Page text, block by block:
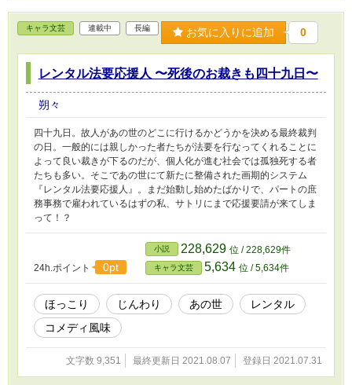
キャラ文芸 連載中 長編 お気に入りに追加 0
レンタル法要応援人 〜死後のお裁きも四十九日〜
朔々
四十九日。故人があの世のどこに行けるかどうかを決める最終裁判
の日。一般的には親しかった者たちが法要を行なってくれることに
よって良い裁きが下るのだが、個人化が進む社会では孤独死する者
たちも多い。そこであの世にて新たに整備された画期的システム
『レンタル法要応援人』。まだ始動し始めたばかりで、パートの庶
務事務で雇われているはずの私、サトリにまで応援要請が来てしま
って！？
24h.ポイント 0pt
小説 228,629 位 / 228,629件
キャラ文芸 5,634 位 / 5,634件
ほっこり じんわり あの世
レンタル
コメディ風味
文字数 9,351 最終更新日 2021.08.07 登録日 2021.07.31